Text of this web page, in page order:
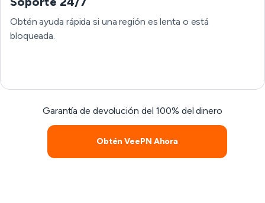
Obtén ayuda rápida si una región es lenta o está
bloqueada.
Garantía de devolución del 100% del dinero
Obtén VeePN Ahora